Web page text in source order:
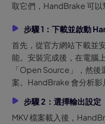
取它們，HandBrake 可以
步驟 1：下載並啟動
首先，從官方網站下載並
能。安裝完成後，在電腦
「Open Source」，然後
案。HandBrake 會分析影
步驟 2：選擇輸出設定
MKV 檔案載入後，